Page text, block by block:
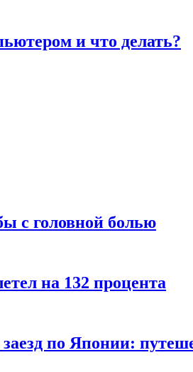
и что делать?
с головной болью
на 132 процента
по Японии: